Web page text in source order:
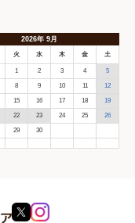
2026年9月
火 水 木 金 土
1 2 3 4 5
8 9 10 11 12
15 16 17 18 19
22 23 24 25 26
29 30